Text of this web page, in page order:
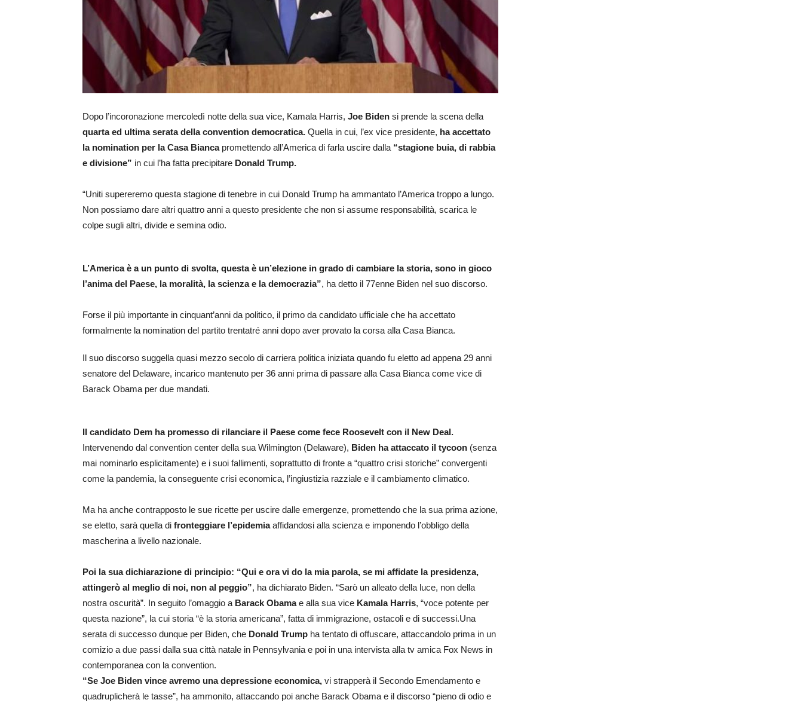
Dopo l’incoronazione mercoledì notte della sua vice, Kamala Harris, Joe Biden si prende la scena della
quarta ed ultima serata della convention democratica. Quella in cui, l’ex vice presidente, ha accettato
la nomination per la Casa Biancapromettendo all’America di farla uscire dalla “stagione buia, di rabbia
e divisione” in cui l’ha fatta precipitare Donald Trump.
“Uniti supereremo questa stagione di tenebre in cui Donald Trump ha ammantato l’America troppo a lungo.
Non possiamo dare altri quattro anni a questo presidente che non si assume responsabilità, scarica le
colpe sugli altri, divide e semina odio.
L’America è a un punto di svolta, questa è un’elezione in grado di cambiare la storia, sono in gioco
l’anima del Paese, la moralità, la scienza e la democrazia”, ha detto il 77enne Biden nel suo discorso.
Forse il più importante in cinquant’anni da politico, il primo da candidato ufficiale che ha accettato
formalmente la nomination del partito trentatré anni dopo aver provato la corsa alla Casa Bianca.
Il suo discorso suggella quasi mezzo secolo di carriera politica iniziata quando fu eletto ad appena 29 anni
senatore del Delaware, incarico mantenuto per 36 anni prima di passare alla Casa Bianca come vice di
Barack Obama per due mandati.
Il candidato Dem ha promesso di rilanciare il Paese come fece Roosevelt con il New Deal.
Intervenendo dal convention center della sua Wilmington (Delaware), Biden ha attaccato il tycoon (senza
mai nominarlo esplicitamente) e i suoi fallimenti, soprattutto di fronte a “quattro crisi storiche” convergenti
come la pandemia, la conseguente crisi economica, l’ingiustizia razziale e il cambiamento climatico.
Ma ha anche contrapposto le sue ricette per uscire dalle emergenze, promettendo che la sua prima azione,
se eletto, sarà quella di fronteggiare l’epidemiaaffidandosi alla scienza e imponendo l’obbligo della
mascherina a livello nazionale.
Poi la sua dichiarazione di principio: “Qui e ora vi do la mia parola, se mi affidate la presidenza,
attingerò al meglio di noi, non al peggio”, ha dichiarato Biden. “Sarò un alleato della luce, non della
nostra oscurità”. In seguito l’omaggio a Barack Obamae alla sua vice Kamala Harris, “voce potente per
questa nazione”, la cui storia “è la storia americana”, fatta di immigrazione, ostacoli e di successi.Una
serata di successo dunque per Biden, che Donald Trump ha tentato di offuscare, attaccandolo prima in un
comizio a due passi dalla sua città natale in Pennsylvania e poi in una intervista alla tv amica Fox News in
contemporanea con la convention.
“Se Joe Biden vince avremo una depressione economica, vi strapperà il Secondo Emendamento e
quadruplicherà le tasse”, ha ammonito, attaccando poi anche Barack Obama e il discorso “pieno di odio e